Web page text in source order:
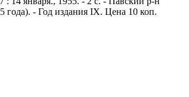
года). - Год издания IX. Цена 10 коп.